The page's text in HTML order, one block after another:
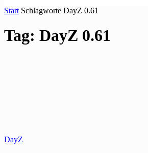
Start Schlagworte DayZ 0.61
Tag: DayZ 0.61
DayZ